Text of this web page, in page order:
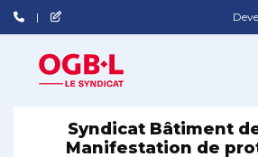
Syndicat Bâtiment de
Manifestation de